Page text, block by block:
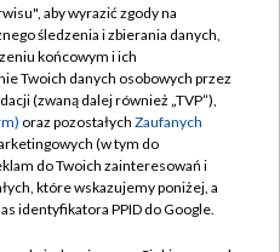
TVP
TVP
Reklamy
TVP
zgody
reklamy
aby wyrazić zgody na
śledzenia i zbierania danych,
końcowym i ich
Twoich danych osobowych przez
(zwaną dalej również „TVP”),
oraz pozostałych Zaufanych
(w tym do
do Twoich zainteresowań i
które wskazujemy poniżej, a
identyfikatora PPID do Google.